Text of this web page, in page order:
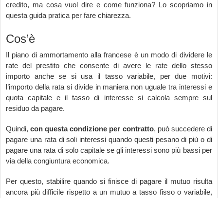
credito, ma cosa vuol dire e come funziona? Lo scopriamo in
questa guida pratica per fare chiarezza.
Cos’è
Il piano di ammortamento alla francese è un modo di dividere le
rate del prestito che consente di avere le rate dello stesso
importo anche se si usa il tasso variabile, per due motivi:
l’importo della rata si divide in maniera non uguale tra interessi e
quota capitale e il tasso di interesse si calcola sempre sul
residuo da pagare.
Quindi, con questa condizione per contratto, può succedere di
pagare una rata di soli interessi quando questi pesano di più o di
pagare una rata di solo capitale se gli interessi sono più bassi per
via della congiuntura economica.
Per questo, stabilire quando si finisce di pagare il mutuo risulta
ancora più difficile rispetto a un mutuo a tasso fisso o variabile,